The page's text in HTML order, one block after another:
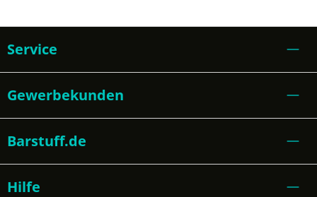
Service
Gewerbekunden
Barstuff.de
Hilfe